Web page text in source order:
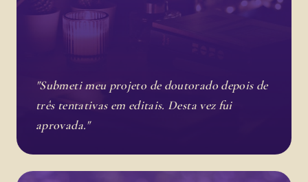
"Submeti meu projeto de doutorado depois de
três tentativas em editais. Desta vez fui
aprovada."